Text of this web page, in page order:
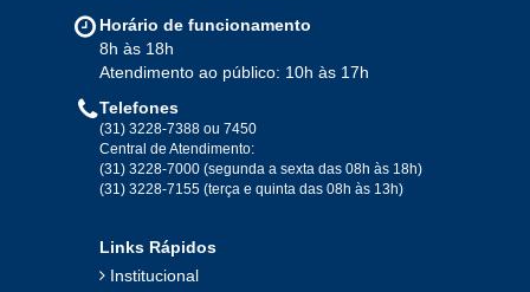
Horário de funcionamento
8h às 18h
Atendimento ao público: 10h às 17h
Telefones
(31) 3228-7388 ou 7450
Central de Atendimento:
(31) 3228-7000 (segunda a sexta das 08h às 18h)
(31) 3228-7155 (terça e quinta das 08h às 13h)
Links Rápidos
Institucional